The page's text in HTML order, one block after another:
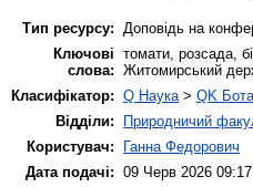
Тип ресурсу:
Доповідь на
Ключові
слова:
томати, розсада,
Житомирський
Класифікатор: Q Наука > QK
Відділи:
Природничий
Користувач:
Ганна Федорович
Дата подачі: 09 Черв 2026 09:17